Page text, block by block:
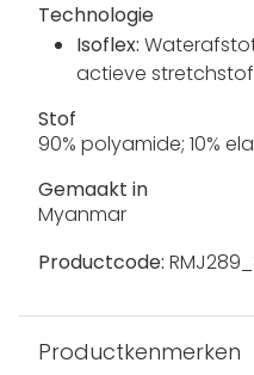
Technologie
Isoflex:
actieve stretchstof
Stof
90% polyamide; 10%
Gemaakt in
Myanmar
Productcode:
Productkenmerken